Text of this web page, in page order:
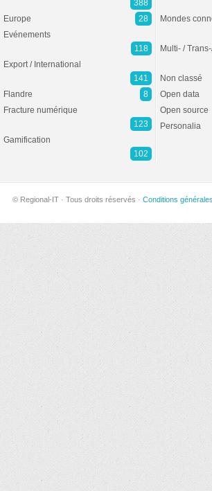
388
Europe
28
Evénements
118
Export / International
141
Flandre
8
Fracture numérique
123
Gamification
102
Mondes
Multi- /
Non classé
Open data
Open source
Personalia
© Regional-IT · Tous droits réservés · Conditions générales